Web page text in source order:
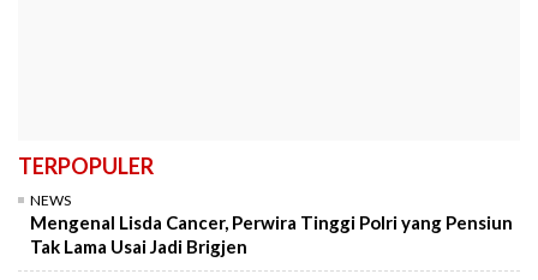
TERPOPULER
NEWS
Mengenal Lisda Cancer, Perwira Tinggi Polri yang Pensiun
Tak Lama Usai Jadi Brigjen